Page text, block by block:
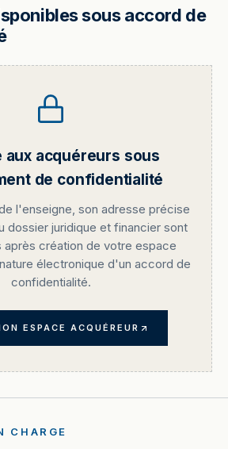
sous accord de
aux acquéreurs sous
de confidentialité
l'enseigne, son adresse précise
dossier juridique et financier sont
après création de votre espace
électronique d'un accord de
confidentialité.
ESPACE ACQUÉREUR
CHARGE